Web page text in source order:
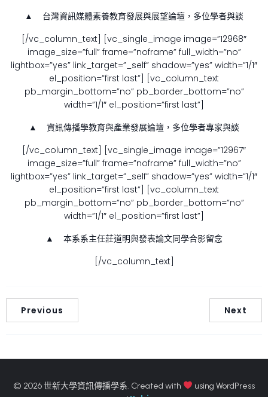
▲ 台灣資訊媒體素養教育發展與展望論壇，多位學者與談
[/vc_column_text] [vc_single_image image=”12968″
image_size=”full” frame=”noframe” full_width=”no”
lightbox=”yes” link_target=”_self” shadow=”yes” width=”1/1″
el_position=”first last”] [vc_column_text
pb_margin_bottom=”no” pb_border_bottom=”no”
width=”1/1″ el_position=”first last”]
▲ 資訊傳播學教育與產業發展論壇，多位學者專家與談
[/vc_column_text] [vc_single_image image=”12967″
image_size=”full” frame=”noframe” full_width=”no”
lightbox=”yes” link_target=”_self” shadow=”yes” width=”1/1″
el_position=”first last”] [vc_column_text
pb_margin_bottom=”no” pb_border_bottom=”no”
width=”1/1″ el_position=”first last”]
▲ 本系系主任莊道明與發表論文同學合影留念
[/vc_column_text]
Previous Next
© 2026 世新大學資訊傳播學系. Created with
using WordPress